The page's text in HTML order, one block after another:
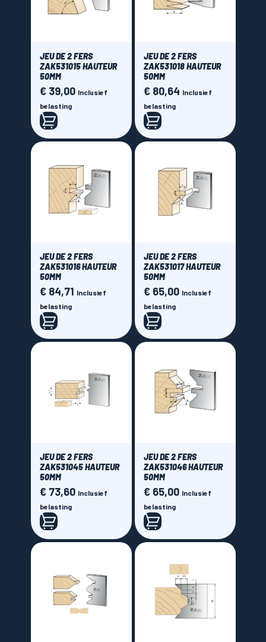
JEU DE 2 FERS
ZAK531015 HAUTEUR
50MM
Prijs
€ 39,00 Inclusief
belasting
JEU DE 2 FERS
ZAK531018 HAUTEUR
50MM
Prijs
€ 80,64 Inclusief
belasting
JEU DE 2 FERS
ZAK531016 HAUTEUR
50MM
Prijs
€ 84,71 Inclusief
belasting
JEU DE 2 FERS
ZAK531017 HAUTEUR
50MM
Prijs
€ 65,00 Inclusief
belasting
JEU DE 2 FERS
ZAK531045 HAUTEUR
50MM
Prijs
€ 73,60 Inclusief
belasting
JEU DE 2 FERS
ZAK531046 HAUTEUR
50MM
Prijs
€ 65,00 Inclusief
belasting